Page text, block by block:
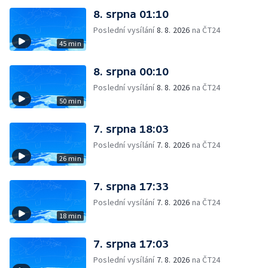
45 min
8. srpna 01:10
Poslední vysílání8. 8. 2026 na ČT24
50 min
8. srpna 00:10
Poslední vysílání8. 8. 2026 na ČT24
26 min
7. srpna 18:03
Poslední vysílání 7. 8. 2026 na ČT24
18 min
7. srpna 17:33
Poslední vysílání 7. 8. 2026 na ČT24
7. srpna 17:03
Poslední vysílání 7. 8. 2026 na ČT24